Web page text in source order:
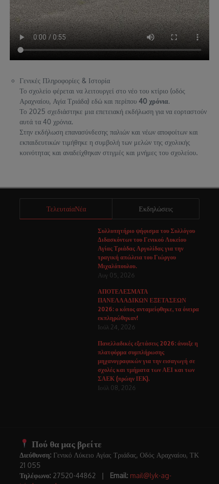
Γενικές Πληροφορίες & Ιστορία
Το σχολείο φέρεται να λειτουργεί στο νέο του κτίριο (οδός
Αραχναίου, Αγία Τριάδα) εδώ και περίπου 40 χρόνια.
Το 2025 σχεδιάστηκε μια επετειακή εκδήλωση για να εορταστούν
αυτά τα 40 χρόνια.
Στην εκδήλωση επανασύνδεσης παλιών και νέων αποφοίτων και
εκπαιδευτικών τιμήθηκε η συμβολή των μελών της σχολικής
κοινότητας και αναδείχθηκαν στιγμές και μνήμες του σχολείου.
ΤελευταίαΝέα Εκδηλώσεις
Συλλυπητήριο ψήφισμα του Συλλόγου
Διδασκόντων του Γενικού Λυκείου
Αγίας Τριάδας Αργολίδας για την
τραγική απώλεια του Γιώργου
Μιχαλόπουλου.
Αυγ 05, 2026
ΑΠΟΤΕΛΕΣΜΑΤΑ
ΠΑΝΕΛΛΑΔΙΚΩΝ ΕΞΕΤΑΣΕΩΝ
2026: ο κόπος ανταμείφθηκε, τα όνειρα
εκπληρώθηκαν!
Ιούλ 24, 2026
Πανελλαδικές εξετάσεις 2026: άνοιξε η
πλατφόρμα συμπλήρωσης
μηχανογραφικών για την εισαγωγή σε
σχολές και τμήματα των ΑΕΙ και των
ΣΑΕΚ (πρώην ΙΕΚ).
Ιούλ 08, 2026
Πού θα μας βρείτε
Διεύθυνση: Γενικό Λύκειο Αγίας Τριάδας, Οδός Αραχναίου, ΤΚ
21 055
Τηλέφωνο: 27520-44862 | Email: mail@lyk-ag-